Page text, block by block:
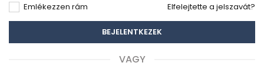
Emlékezzen rám Elfelejtette a jelszavát?
VAGY